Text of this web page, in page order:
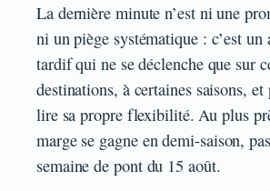
La dernière minute n’est ni une
ni un piège systématique : c’est un
tardif qui ne se déclenche que sur
destinations, à certaines saisons,
lire sa propre flexibilité. Au plus
marge se gagne en demi-saison,
semaine de pont du 15 août.